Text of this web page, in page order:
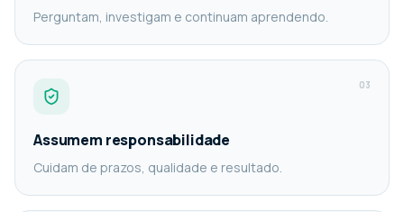
Perguntam, investigam e continuam aprendendo.
03
Assumem responsabilidade
Cuidam de prazos, qualidade e resultado.